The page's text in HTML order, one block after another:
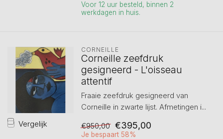
Voor 12 uur besteld, binnen 2
werkdagen in huis.
Vergelijk
CORNEILLE
Corneille zeefdruk
gesigneerd - L'oisseau
attentif
Fraaie zeefdruk gesigneerd van
Corneille in zwarte lijst. Afmetingen i...
€950,00 €395,00
Je bespaart 58%